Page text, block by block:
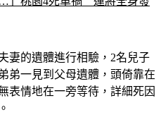
妻的遺體進行相驗，2名兒子
弟一見到父母遺體，頭倚靠在
表情地在一旁等待，詳細死因